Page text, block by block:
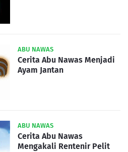
ABU NAWAS
Cerita Abu Nawas Menjadi
Ayam Jantan
ABU NAWAS
Cerita Abu Nawas
Mengakali Rentenir Pelit